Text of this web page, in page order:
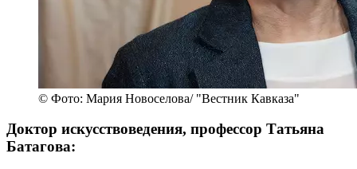
© Фото: Мария Новоселова/ "Вестник Кавказа"
Доктор искусствоведения, профессор Татьяна
Батагова: